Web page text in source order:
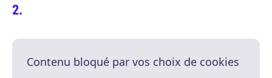
Contenu bloqué par vos choix de cookies